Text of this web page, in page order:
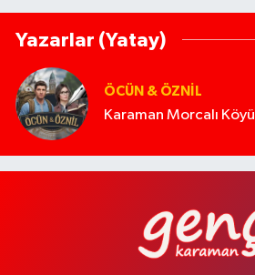
Yazarlar (Yatay)
ÖCÜN & ÖZNIL
Karaman Morcalı Köyü